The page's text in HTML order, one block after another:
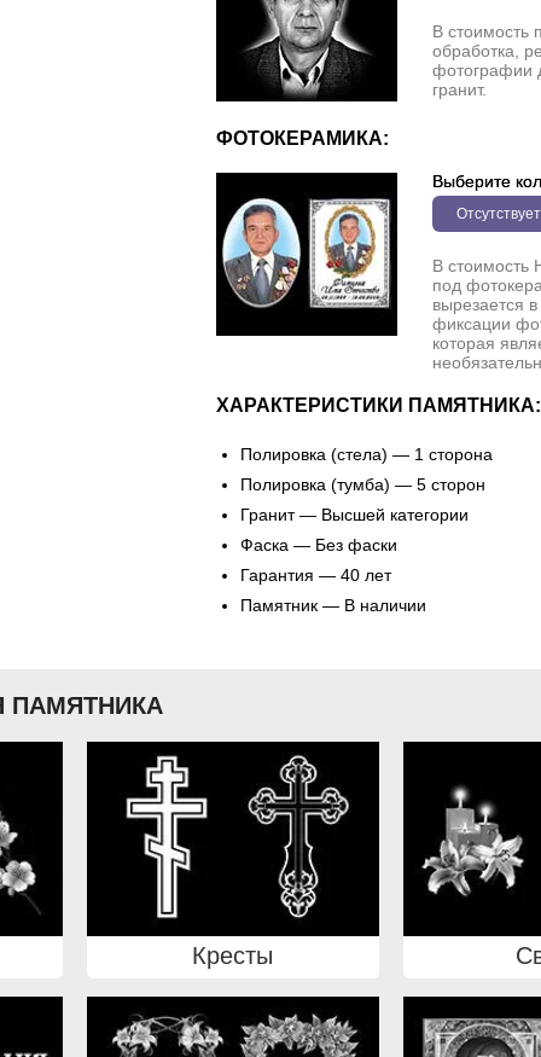
В стоимость
обработка,
фотографии
гранит.
ФОТОКЕРАМИКА:
Выберите
Отсутствует
В стоимость
под
вырезается
фиксации
которая
ХАРАКТЕРИСТИКИ ПАМЯТНИКА:
Полировка (стела) — 1 сторона
Полировка (тумба) — 5 сторон
Гранит — Высшей категории
Фаска — Без фаски
Гарантия — 40 лет
Памятник — В наличии
ПАМЯТНИКА
Кресты